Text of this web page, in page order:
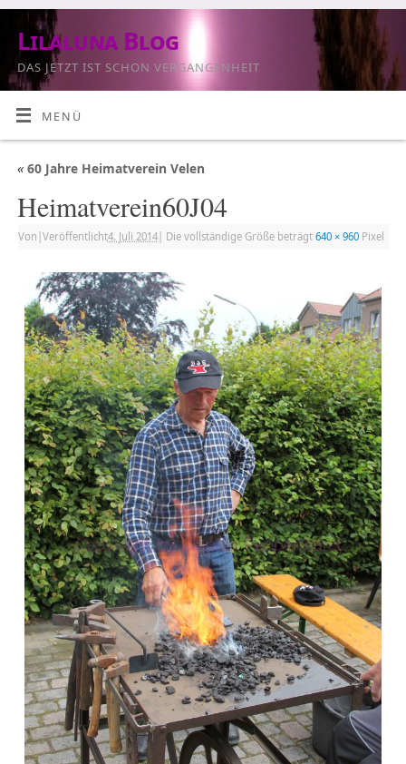
Lilaluna Blog
DAS JETZT IST SCHON VERGANGENHEIT
MENÜ
«60 Jahre Heimatverein Velen
Heimatverein60J04
Von Veröffentlicht4. Juli 2014| Die vollständige Größe beträgt 640 × 960Pixel